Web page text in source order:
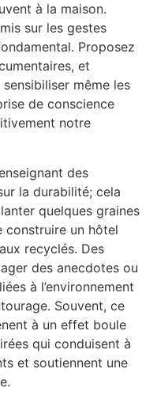
à la maison.
sur les gestes
Proposez
et
même les
de conscience
notre
des
la durabilité; cela
quelques graines
construire un hôtel
recyclés. Des
des anecdotes ou
à l’environnement
Souvent, ce
à un effet boule
qui conduisent à
et soutiennent une